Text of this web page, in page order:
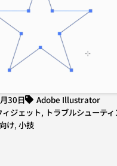
30日
Adobe Illustrator
ジェット, トラブルシューティ
け, 小技